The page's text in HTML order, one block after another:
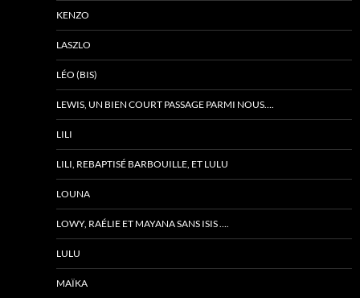
KENZO
LASZLO
LÉO (BIS)
LEWIS, UN BIEN COURT PASSAGE PARMI NOUS….
LILI
LILI, REBAPTISÉ BARBOUILLE, ET LULU
LOUNA
LOWY, RAÉLIE ET MAYANA SANS ISIS ….
LULU
MAÏKA